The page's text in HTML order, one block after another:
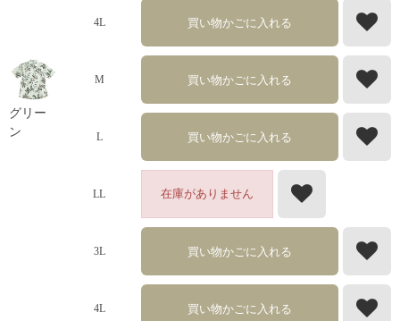
4L 買い物かごに入れる
グリー
ン
M 買い物かごに入れる
L 買い物かごに入れる
LL 在庫がありません
3L 買い物かごに入れる
4L 買い物かごに入れる